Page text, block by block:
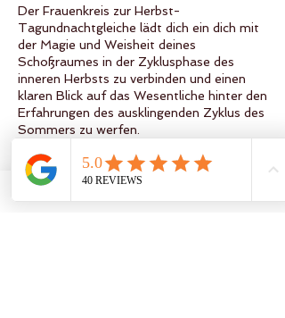
Der Frauenkreis zur Herbst-
Tagundnachtgleiche lädt dich ein dich mit
der Magie und Weisheit deines
Schoßraumes in der Zyklusphase des
inneren Herbsts zu verbinden und einen
klaren Blick auf das Wesentliche hinter den
Erfahrungen des ausklingenden Zyklus des
Sommers zu werfen.
sind wertvolle Geschenke der Natur, die
auf allen Ebenen verdaut und integriert